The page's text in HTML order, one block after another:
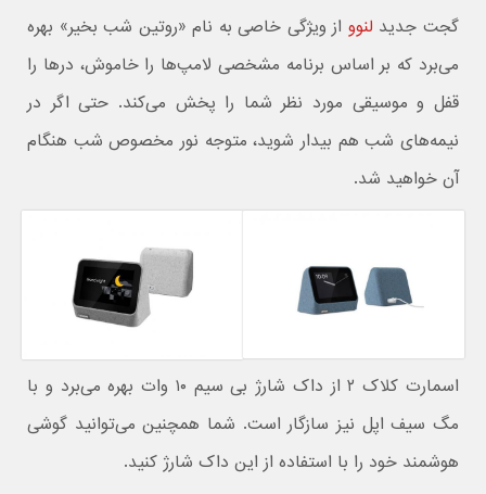
گجت جدید لنوو از ویژگی خاصی به نام «روتین شب بخیر» بهره
می‌برد که بر اساس برنامه مشخصی لامپ‌ها را خاموش، درها را
قفل و موسیقی مورد نظر شما را پخش می‌کند. حتی اگر در
نیمه‌های شب هم بیدار شوید، متوجه نور مخصوص شب هنگام
آن خواهید شد.
اسمارت کلاک ۲ از داک شارژ بی سیم ۱۰ وات بهره می‌برد و با
مگ سیف اپل نیز سازگار است. شما همچنین می‌توانید گوشی
هوشمند خود را با استفاده از این داک شارژ کنید.